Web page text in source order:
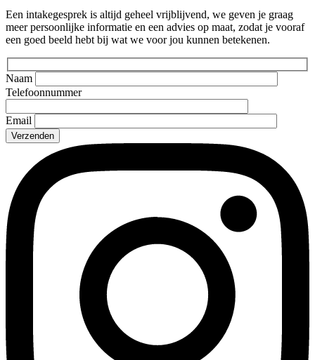
Een intakegesprek is altijd geheel vrijblijvend, we geven je graag
meer persoonlijke informatie en een advies op maat, zodat je vooraf
een goed beeld hebt bij wat we voor jou kunnen betekenen.
Naam
Telefoonnummer
Email